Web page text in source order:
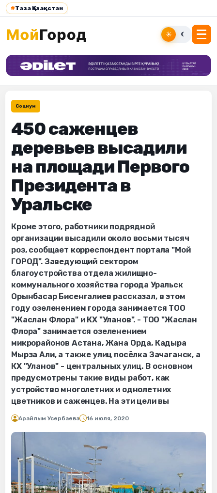
#Таза Қазақстан
☀ ☾
Социум
450 саженцев
деревьев высадили
на площади Первого
Президента в
Уральске
Кроме этого, работники подрядной
организации высадили около восьми тысяч
роз, сообщает корреспондент портала "Мой
ГОРОД". Заведующий сектором
благоустройства отдела жилищно-
коммунального хозяйства города Уральск
Орынбасар Бисенгалиев рассказал, в этом
году озеленением города занимается ТОО
"Жаслан Флора" и КХ "Уланов". - ТОО "Жаслан
Флора" занимается озеленением
микрорайонов Астана, Жана Орда, Кадыра
Мырза Али, а также улиц посёлка Зачаганск, а
КХ "Уланов" - центральных улиц. В основном
предусмотрены такие виды работ, как
устройство многолетних и однолетних
цветников и саженцев. На эти цели вы
Арайлым Усербаева 16 июля, 2020